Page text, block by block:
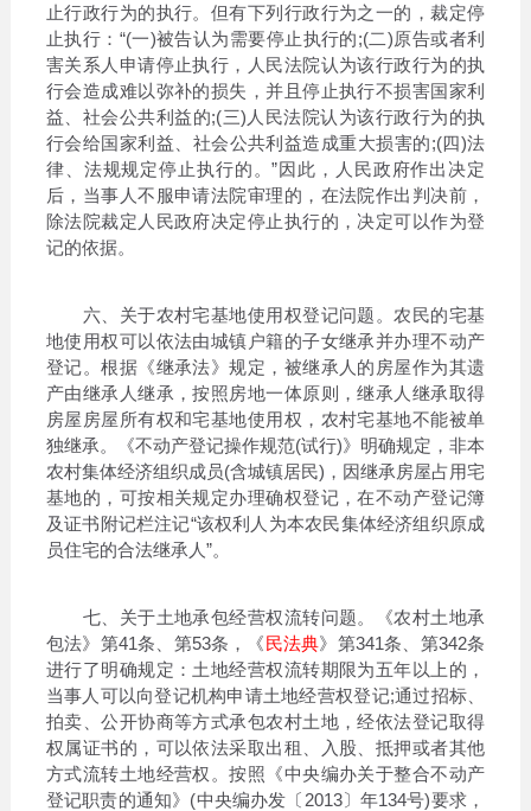
止行政行为的执行。但有下列行政行为之一的，裁定停
止执行：“(一)被告认为需要停止执行的;(二)原告或者利
害关系人申请停止执行，人民法院认为该行政行为的执
行会造成难以弥补的损失，并且停止执行不损害国家利
益、社会公共利益的;(三)人民法院认为该行政行为的执
行会给国家利益、社会公共利益造成重大损害的;(四)法
律、法规规定停止执行的。”因此，人民政府作出决定
后，当事人不服申请法院审理的，在法院作出判决前，
除法院裁定人民政府决定停止执行的，决定可以作为登
记的依据。
六、关于农村宅基地使用权登记问题。农民的宅基
地使用权可以依法由城镇户籍的子女继承并办理不动产
登记。根据《继承法》规定，被继承人的房屋作为其遗
产由继承人继承，按照房地一体原则，继承人继承取得
房屋房屋所有权和宅基地使用权，农村宅基地不能被单
独继承。《不动产登记操作规范(试行)》明确规定，非本
农村集体经济组织成员(含城镇居民)，因继承房屋占用宅
基地的，可按相关规定办理确权登记，在不动产登记簿
及证书附记栏注记“该权利人为本农民集体经济组织原成
员住宅的合法继承人”。
七、关于土地承包经营权流转问题。《农村土地承
包法》第41条、第53条，《民法典》第341条、第342条
进行了明确规定：土地经营权流转期限为五年以上的，
当事人可以向登记机构申请土地经营权登记;通过招标、
拍卖、公开协商等方式承包农村土地，经依法登记取得
权属证书的，可以依法采取出租、入股、抵押或者其他
方式流转土地经营权。按照《中央编办关于整合不动产
登记职责的通知》(中央编办发〔2013〕年134号)要求，